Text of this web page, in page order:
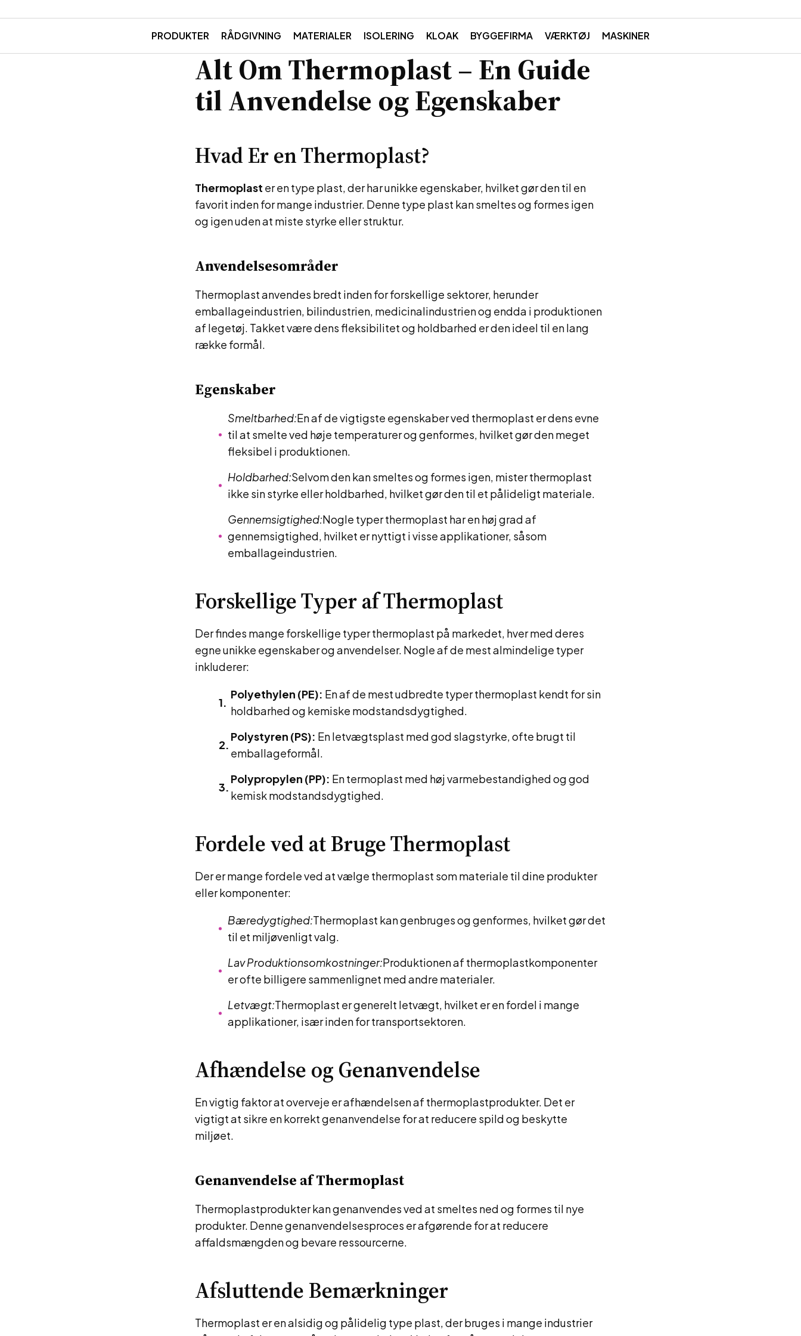
PRODUKTER RÅDGIVNING MATERIALER ISOLERING KLOAK BYGGEFIRMA VÆRKTØJ MASKINER
Alt Om Thermoplast – En Guide
til Anvendelse og Egenskaber
Hvad Er en Thermoplast?
Thermoplast er en type plast, der har unikke egenskaber, hvilket gør den til en
favorit inden for mange industrier. Denne type plast kan smeltes og formes igen
og igen uden at miste styrke eller struktur.
Anvendelsesområder
Thermoplast anvendes bredt inden for forskellige sektorer, herunder
emballageindustrien, bilindustrien, medicinalindustrien og endda i produktionen
af legetøj. Takket være dens fleksibilitet og holdbarhed er den ideel til en lang
række formål.
Egenskaber
Smeltbarhed:En af de vigtigste egenskaber ved thermoplast er dens evne
til at smelte ved høje temperaturer og genformes, hvilket gør den meget
fleksibel i produktionen.
Holdbarhed:Selvom den kan smeltes og formes igen, mister thermoplast
ikke sin styrke eller holdbarhed, hvilket gør den til et pålideligt materiale.
Gennemsigtighed:Nogle typer thermoplast har en høj grad af
gennemsigtighed, hvilket er nyttigt i visse applikationer, såsom
emballageindustrien.
Forskellige Typer af Thermoplast
Der findes mange forskellige typer thermoplast på markedet, hver med deres
egne unikke egenskaber og anvendelser. Nogle af de mest almindelige typer
inkluderer:
Polyethylen (PE): En af de mest udbredte typer thermoplast kendt for sin
holdbarhed og kemiske modstandsdygtighed.
Polystyren (PS): En letvægtsplast med god slagstyrke, ofte brugt til
emballageformål.
Polypropylen (PP): En termoplast med høj varmebestandighed og god
kemisk modstandsdygtighed.
Fordele ved at Bruge Thermoplast
Der er mange fordele ved at vælge thermoplast som materiale til dine produkter
eller komponenter:
Bæredygtighed:Thermoplast kan genbruges og genformes, hvilket gør det
til et miljøvenligt valg.
Lav Produktionsomkostninger:Produktionen af thermoplastkomponenter
er ofte billigere sammenlignet med andre materialer.
Letvægt:Thermoplast er generelt letvægt, hvilket er en fordel i mange
applikationer, især inden for transportsektoren.
Afhændelse og Genanvendelse
En vigtig faktor at overveje er afhændelsen af thermoplastprodukter. Det er
vigtigt at sikre en korrekt genanvendelse for at reducere spild og beskytte
miljøet.
Genanvendelse af Thermoplast
Thermoplastprodukter kan genanvendes ved at smeltes ned og formes til nye
produkter. Denne genanvendelsesproces er afgørende for at reducere
affaldsmængden og bevare ressourcerne.
Afsluttende Bemærkninger
Thermoplast er en alsidig og pålidelig type plast, der bruges i mange industrier